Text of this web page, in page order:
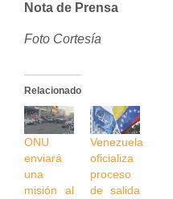
Nota de Prensa
Foto Cortesía
Relacionado
ONU
enviará
una
misión al
Venezuela
oficializa
proceso
de salida